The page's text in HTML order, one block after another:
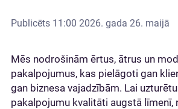
Publicēts 11:00 2026. gada 26. maijā
Mēs nodrošinām ērtus, ātrus un
pakalpojumus, kas pielāgoti gan
gan biznesa vajadzībām. Lai
pakalpojumu kvalitāti augstā līmenī,